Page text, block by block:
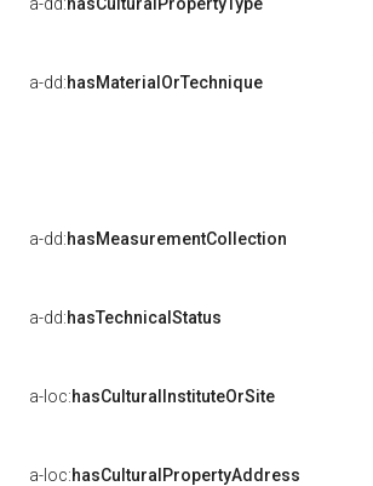
a-dd:hasMaterialOrTechnique
a-dd:hasMeasurementCollection
a-dd:hasTechnicalStatus
a-loc:hasCulturalInstituteOrSite
a-loc:hasCulturalPropertyAddress